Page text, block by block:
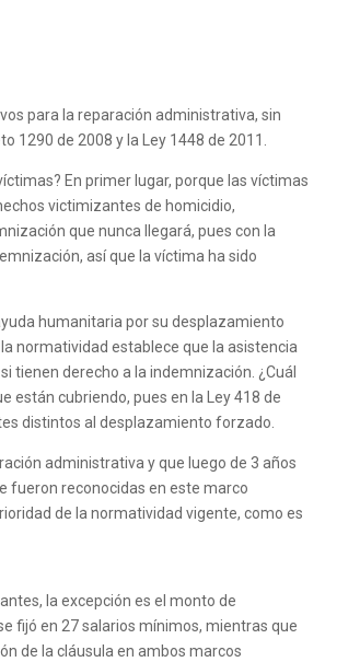
para la reparación administrativa, sin
1290 de 2008 y la Ley 1448 de 2011.
En primer lugar, porque las víctimas
victimizantes de homicidio,
que nunca llegará, pues con la
así que la víctima ha sido
humanitaria por su desplazamiento
normatividad establece que la asistencia
tienen derecho a la indemnización. ¿Cuál
están cubriendo, pues en la Ley 418 de
distintos al desplazamiento forzado.
administrativa y que luego de 3 años
fueron reconocidas en este marco
de la normatividad vigente, como es
la excepción es el monto de
fijó en 27 salarios mínimos, mientras que
de la cláusula en ambos marcos